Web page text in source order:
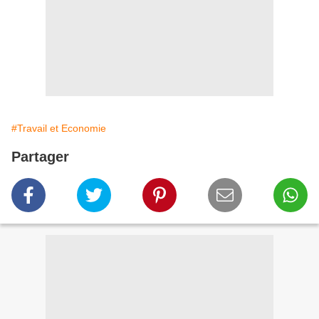
#Travail et Economie
Partager